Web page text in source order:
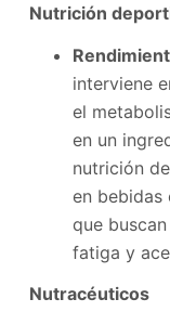
Nutrición
interviene
el
en un
nutrición
en bebidas
que
fatiga y
Nutracéuticos